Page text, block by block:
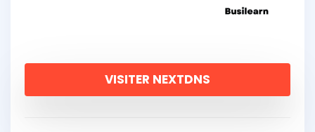
VISITER NEXTDNS